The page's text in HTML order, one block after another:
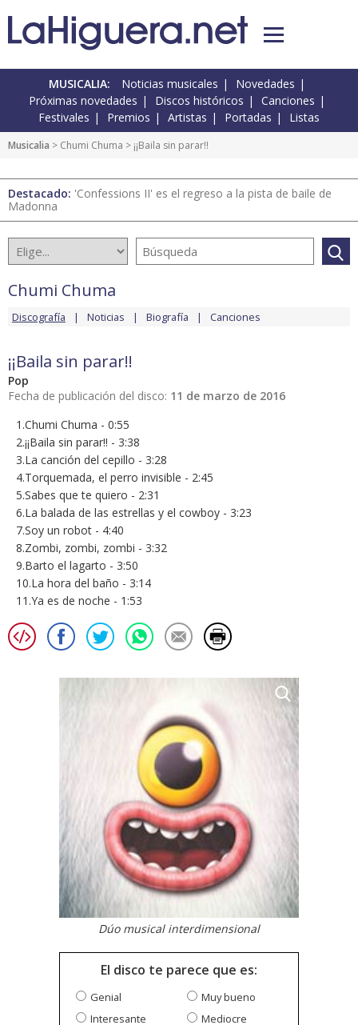
MUSICALIA: Noticias musicales
Novedades
Próximas novedades
Discos históricos
Canciones
Festivales
Premios Artistas Portadas Listas
Musicalia > Chumi Chuma > ¡¡Baila sin parar!!
Destacado: 'Confessions II' es el regreso a la pista de baile de
Madonna
Chumi Chuma
Discografía Noticias Biografía Canciones
¡¡Baila sin parar!!
Pop
Fecha de publicación del disco: 11 de marzo de 2016
1.Chumi Chuma - 0:55
2.¡¡Baila sin parar!! - 3:38
3.La canción del cepillo - 3:28
4.Torquemada, el perro invisible - 2:45
5.Sabes que te quiero - 2:31
6.La balada de las estrellas y el cowboy - 3:23
7.Soy un robot - 4:40
8.Zombi, zombi, zombi - 3:32
9.Barto el lagarto - 3:50
10.La hora del baño - 3:14
11.Ya es de noche - 1:53
Dúo musical interdimensional
El disco te parece que es:
Genial
Muy bueno
Interesante
Mediocre